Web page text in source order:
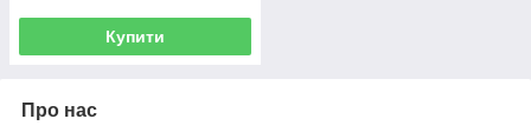
Купити
Про нас